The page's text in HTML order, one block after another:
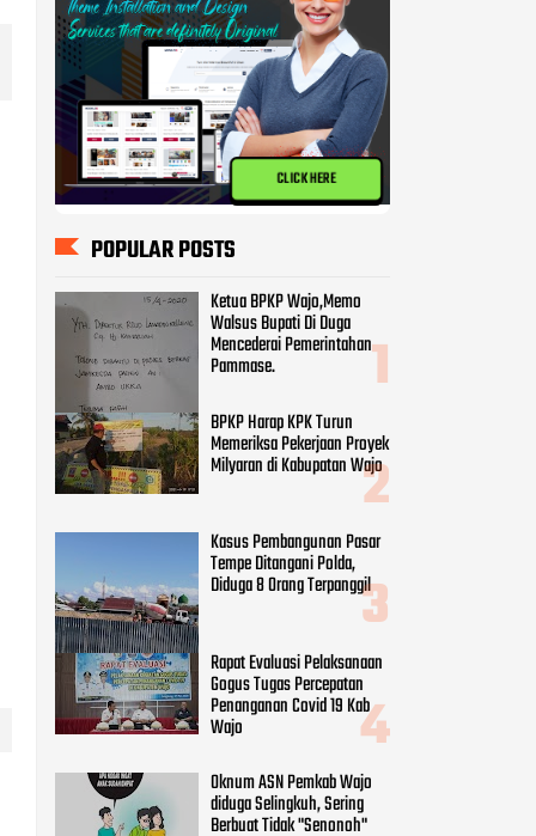
Ketua BPKP Wajo,Memo
Walsus Bupati Di Duga
Mencederai Pemerintahan
Pammase.
BPKP Harap KPK Turun
Memeriksa Pekerjaan Proyek
Milyaran di Kabupatan Wajo
Kasus Pembangunan Pasar
Tempe Ditangani Polda,
Diduga 8 Orang Terpanggil
Rapat Evaluasi Pelaksanaan
Gogus Tugas Percepatan
Penanganan Covid 19 Kab
Wajo
Oknum ASN Pemkab Wajo
diduga Selingkuh, Sering
Berbuat Tidak "Senonoh"
Dimobil, Parkiran Kantor
Bupati
CATEGORIES
Adv DPRD Wajo (248)
Adv.daerah
(41)